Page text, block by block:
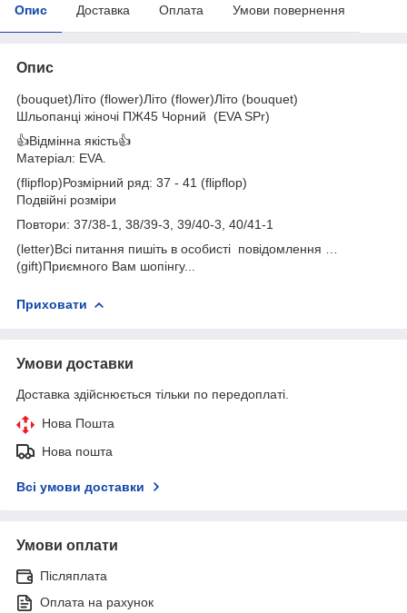
Опис Доставка Оплата Умови повернення
Опис
(bouquet)Літо (flower)Літо (flower)Літо (bouquet)
Шльопанці жіночі ПЖ45 Чорний (EVA SPr)
👍Відмінна якість👍
Матеріал: EVA.
(flipflop)Розмірний ряд: 37 - 41 (flipflop)
Подвійні розміри
Повтори: 37/38-1, 38/39-3, 39/40-3, 40/41-1
(letter)Всі питання пишіть в особисті повідомлення …
(gift)Приємного Вам шопінгу...
Приховати
Умови доставки
Доставка здійснюється тільки по передоплаті.
Нова Пошта
Нова пошта
Всі умови доставки
Умови оплати
Післяплата
Оплата на рахунок